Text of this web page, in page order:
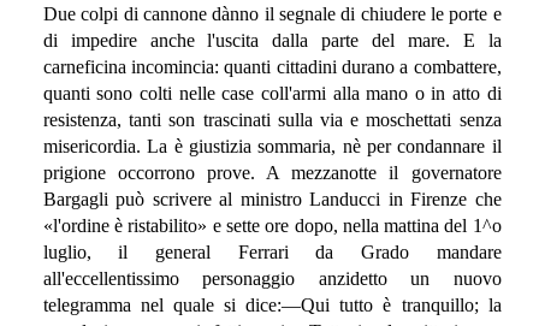
Due colpi di cannone dànno il segnale di chiudere le porte e
di impedire anche l'uscita dalla parte del mare. E la
carneficina incomincia: quanti cittadini durano a combattere,
quanti sono colti nelle case coll'armi alla mano o in atto di
resistenza, tanti son trascinati sulla via e moschettati senza
misericordia. La è giustizia sommaria, nè per condannare il
prigione occorrono prove. A mezzanotte il governatore
Bargagli può scrivere al ministro Landucci in Firenze che
«l'ordine è ristabilito» e sette ore dopo, nella mattina del 1^o
luglio, il general Ferrari da Grado mandare
all'eccellentissimo personaggio anzidetto un nuovo
telegramma nel quale si dice:—Qui tutto è tranquillo; la